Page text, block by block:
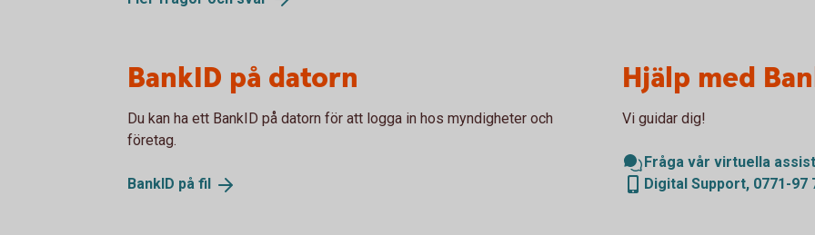
BankID på datorn
Du kan ha ett BankID på datorn för att logga in hos myndigheter och
företag.
BankID på fil
Hjälp med
Vi guidar dig!
Fråga vår virtuella
Digital Support, 0771-97